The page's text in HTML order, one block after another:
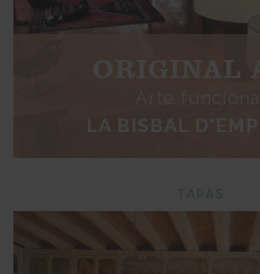
ORIGINAL
Arte funcional
LA BISBAL